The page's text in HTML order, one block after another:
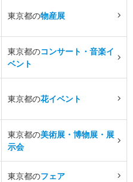
東京都の物産展
東京都のコンサート・音楽イ
ベント
東京都の花イベント
東京都の美術展・博物展・展
示会
東京都のフェア